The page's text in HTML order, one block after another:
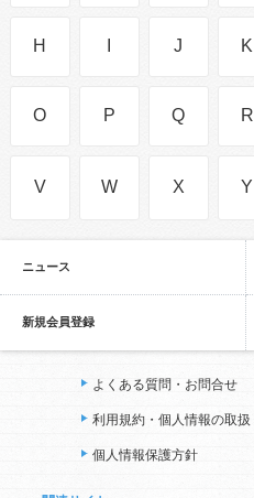
H J K
O P Q R
V W X Y
ニュース
新規会員登録
よくある質問・お問合せ
利用規約・個人情報の取扱
個人情報保護方針